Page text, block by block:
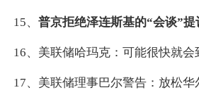
15、 普京拒绝泽连斯基的“会谈”
16、美联储哈玛克：可能很快就会
17、美联储理事巴尔警告：放松华